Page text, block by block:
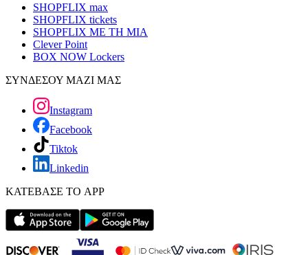
SHOPFLIX max
SHOPFLIX tickets
SHOPFLIX ΜΕ ΤΗ ΜΙΑ
Clever Point
BOX NOW Lockers
ΣΥΝΔΕΣΟΥ ΜΑΖΙ ΜΑΣ
Instagram
Facebook
Tiktok
Linkedin
ΚΑΤΕΒΑΣΕ ΤΟ APP